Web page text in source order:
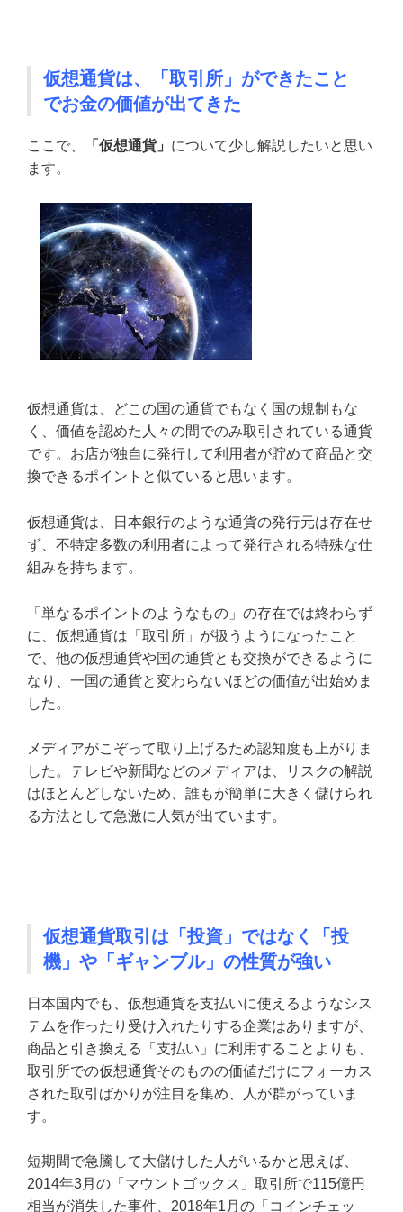
仮想通貨は、「取引所」ができたこと
でお金の価値が出てきた
ここで、 「仮想通貨」 について少し解説したいと思い
ます。
仮想通貨は、どこの国の通貨でもなく国の規制もな
く、価値を認めた人々の間でのみ取引されている通貨
です。お店が独自に発行して利用者が貯めて商品と交
換できるポイントと似ていると思います。
仮想通貨は、日本銀行のような通貨の発行元は存在せ
ず、不特定多数の利用者によって発行される特殊な仕
組みを持ちます。
「単なるポイントのようなもの」の存在では終わらず
に、仮想通貨は「取引所」が扱うようになったこと
で、他の仮想通貨や国の通貨とも交換ができるように
なり、一国の通貨と変わらないほどの価値が出始めま
した。
メディアがこぞって取り上げるため認知度も上がりま
した。テレビや新聞などのメディアは、リスクの解説
はほとんどしないため、誰もが簡単に大きく儲けられ
る方法として急激に人気が出ています。
仮想通貨取引は「投資」ではなく「投
機」や「ギャンブル」の性質が強い
日本国内でも、仮想通貨を支払いに使えるようなシス
テムを作ったり受け入れたりする企業はありますが、
商品と引き換える「支払い」に利用することよりも、
取引所での仮想通貨そのものの価値だけにフォーカス
された取引ばかりが注目を集め、人が群がっていま
す。
短期間で急騰して大儲けした人がいるかと思えば、
2014年3月の「マウントゴックス」取引所で115億円
相当が消失した事件、2018年1月の「コインチェッ